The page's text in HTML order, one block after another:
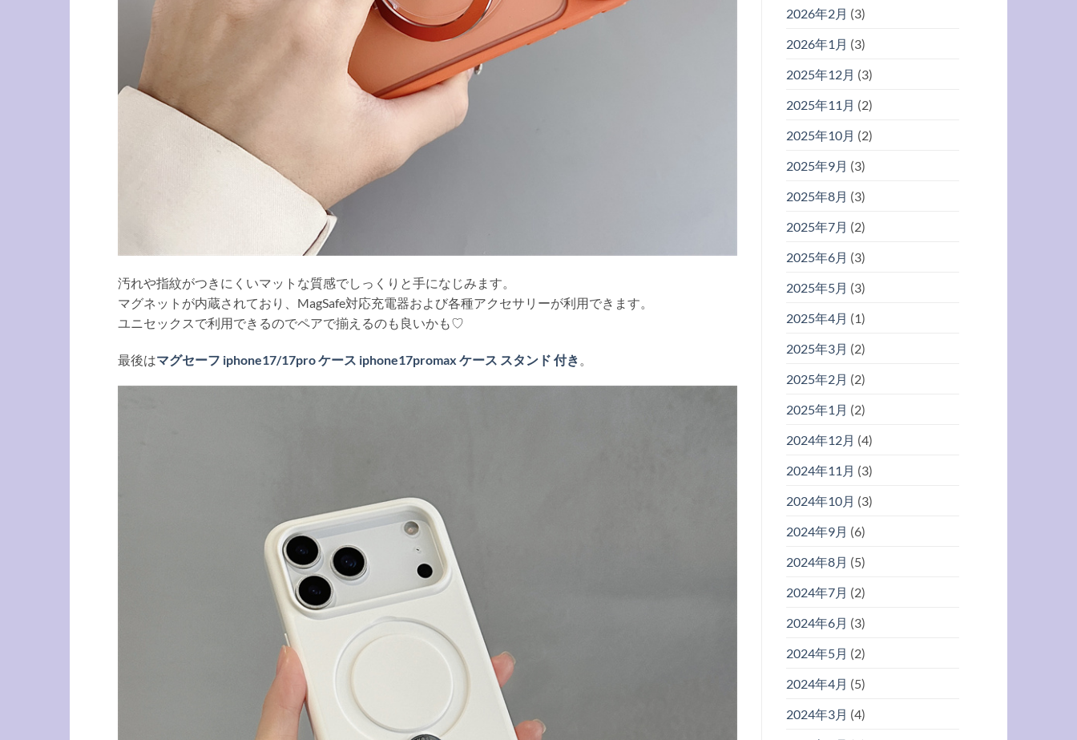
汚れや指紋がつきにくいマットな質感でしっくりと手になじみます。
マグネットが内蔵されており、MagSafe対応充電器および各種アクセサリーが利用できます。
ユニセックスで利用できるのでペアで揃えるのも良いかも♡
最後はマグセーフ iphone17/17pro ケース iphone17promax ケース スタンド 付き
2026年2月 (3)
2026年1月 (3)
2025年12月 (3)
2025年11月 (2)
2025年10月 (2)
2025年9月 (3)
2025年8月 (3)
2025年7月 (2)
2025年6月 (3)
2025年5月 (3)
2025年4月 (1)
2025年3月 (2)
2025年2月 (2)
2025年1月 (2)
2024年12月 (4)
2024年11月 (3)
2024年10月 (3)
2024年9月 (6)
2024年8月 (5)
2024年7月 (2)
2024年6月 (3)
2024年5月 (2)
2024年4月 (5)
2024年3月 (4)